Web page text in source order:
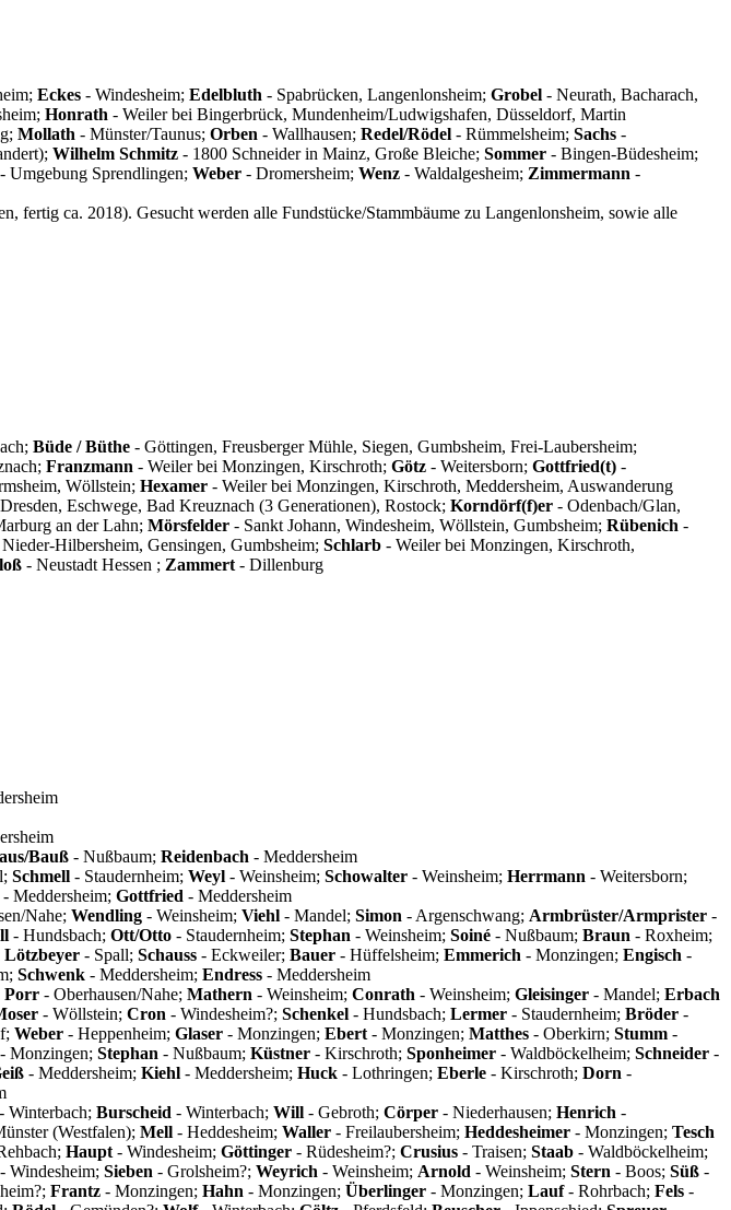
Eckes - Windesheim; Edelbluth - Spabrücken, Langenlonsheim; Grobel - Neurath, Bacharach,
Honrath - Weiler bei Bingerbrück, Mundenheim/Ludwigshafen, Düsseldorf, Martin
Mollath - Münster/Taunus; Orben - Wallhausen; Redel/Rödel - Rümmelsheim; Sachs -
Wilhelm Schmitz - 1800 Schneider in Mainz, Große Bleiche; Sommer - Bingen-Büdesheim;
- Umgebung Sprendlingen; Weber - Dromersheim; Wenz - Waldalgesheim; Zimmermann -
fertig ca. 2018). Gesucht werden alle Fundstücke/Stammbäume zu Langenlonsheim, sowie alle
Büde / Büthe - Göttingen, Freusberger Mühle, Siegen, Gumbsheim, Frei-Laubersheim;
Franzmann - Weiler bei Monzingen, Kirschroth; Götz - Weitersborn; Gottfried(t) -
Wöllstein; Hexamer - Weiler bei Monzingen, Kirschroth, Meddersheim, Auswanderung
Eschwege, Bad Kreuznach (3 Generationen), Rostock; Korndörf(f)er - Odenbach/Glan,
an der Lahn; Mörsfelder - Sankt Johann, Windesheim, Wöllstein, Gumbsheim; Rübenich -
Hilbersheim, Gensingen, Gumbsheim; Schlarb - Weiler bei Monzingen, Kirschroth,
- Neustadt Hessen ; Zammert - Dillenburg
Bauß - Nußbaum; Reidenbach - Meddersheim
Schmell - Staudernheim; Weyl - Weinsheim; Schowalter - Weinsheim; Herrmann - Weitersborn;
- Meddersheim; Gottfried - Meddersheim
Nahe; Wendling - Weinsheim; Viehl - Mandel; Simon - Argenschwang; Armbrüster/Armprister -
- Hundsbach; Ott/Otto - Staudernheim; Stephan - Weinsheim; Soiné - Nußbaum; Braun - Roxheim;
Lötzbeyer - Spall; Schauss - Eckweiler; Bauer - Hüffelsheim; Emmerich - Monzingen; Engisch -
Schwenk - Meddersheim; Endress - Meddersheim
Porr - Oberhausen/Nahe; Mathern - Weinsheim; Conrath - Weinsheim; Gleisinger - Mandel; Erbach
- Wöllstein; Cron - Windesheim?; Schenkel - Hundsbach; Lermer - Staudernheim; Bröder -
Weber - Heppenheim; Glaser - Monzingen; Ebert - Monzingen; Matthes - Oberkirn; Stumm -
- Monzingen; Stephan - Nußbaum; Küstner - Kirschroth; Sponheimer - Waldböckelheim; Schneider -
- Meddersheim; Kiehl - Meddersheim; Huck - Lothringen; Eberle - Kirschroth; Dorn -
- Winterbach; Burscheid - Winterbach; Will - Gebroth; Cörper - Niederhausen; Henrich -
(Westfalen); Mell - Heddesheim; Waller - Freilaubersheim; Heddesheimer - Monzingen; Tesch
Haupt - Windesheim; Göttinger - Rüdesheim?; Crusius - Traisen; Staab - Waldböckelheim;
- Windesheim; Sieben - Grolsheim?; Weyrich - Weinsheim; Arnold - Weinsheim; Stern - Boos; Süß -
Frantz - Monzingen; Hahn - Monzingen; Überlinger - Monzingen; Lauf- Rohrbach; Fels -